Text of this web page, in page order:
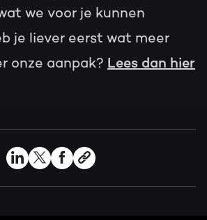
we voor je kunnen
je liever eerst wat meer
onze aanpak? Lees dan hier